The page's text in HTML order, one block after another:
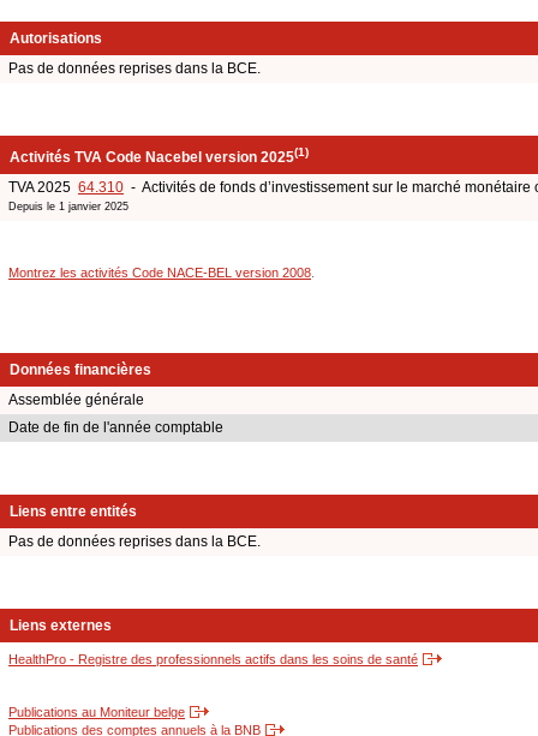
Autorisations
Pas de données reprises dans la BCE.
Activités TVA Code Nacebel version 2025(1)
TVA 2025 64.310 - Activités de fonds d’investissement sur le marché monétaire
Depuis le 1 janvier 2025
Montrez les activités Code NACE-BEL version 2008
Données financières
Assemblée générale
Date de fin de l'année comptable
Liens entre entités
Pas de données reprises dans la BCE.
Liens externes
HealthPro - Registre des professionnels actifs dans les soins de santé
Publications au Moniteur belge
Publications des comptes annuels à la BNB